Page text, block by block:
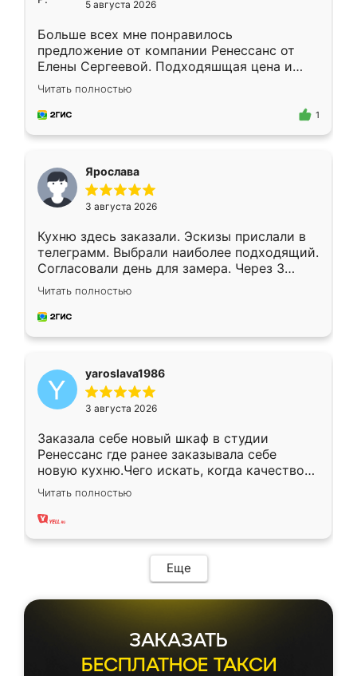
5 августа 2026
Больше всех мне понравилось
предложение от компании Ренессанс от
Елены Сергеевой. Подходяшщая цена и
короткие сроки изготовления. Приехавший
для замера сотрудник Владислав
предложил по моему эскизу самый
Читать полностью
1
Ярослава
3 августа 2026
Кухню здесь заказали. Эскизы прислали в
телеграмм. Выбрали наиболее подходящий.
Согласовали день для замера. Через 3
недели кухня была уже готова. Остались
довольны работой. Спасибо Ренессанс
мебель за качественную работу!
Читать полностью
yaroslava1986
3 августа 2026
Заказала себе новый шкаф в студии
Ренессанс где ранее заказывала себе
новую кухню.Чего искать, когда качеством
вполне довольна. Служит кухня уже почти
два года, нареканий нет.
Читать полностью
Еще
ЗАКАЗАТЬ
БЕСПЛАТНОЕ ТАКСИ